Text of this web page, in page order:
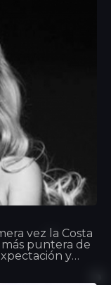
agencia de
¡Una
vez la Costa
puntera de
y